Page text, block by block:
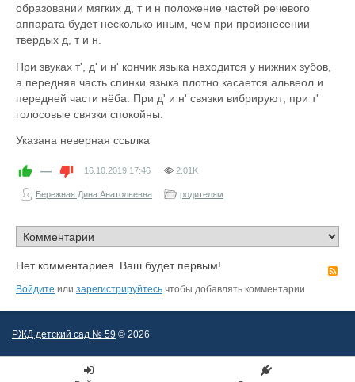
образовании мягких д, т и н положение частей речевого
аппарата будет несколько иным, чем при произнесении
твердых д, т и н.
При звуках т', д' и н' кончик языка находится у нижних зубов,
а передняя часть спинки языка плотно касается альвеол и
передней части нёба. При д' и н' связки вибрируют; при т'
голосовые связки спокойны.
Указана неверная ссылка
— 16.10.2019 17:46 2.01K
Бережная Дина Анатольевна родителям
Нет комментариев. Ваш будет первым!
Войдите или зарегистрируйтесь чтобы добавлять комментарии
РЖД детский сад № 59 © 2026